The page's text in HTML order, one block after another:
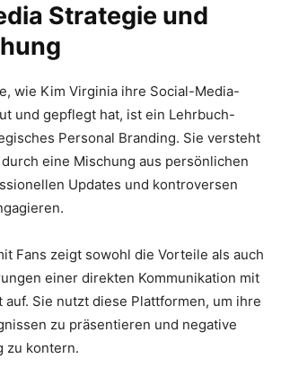
Strategie und
wie Kim Virginia ihre Social-Media-
und gepflegt hat, ist ein Lehrbuch-
Personal Branding. Sie versteht
eine Mischung aus persönlichen
Updates und kontroversen
Fans zeigt sowohl die Vorteile als auch
einer direkten Kommunikation mit
Sie nutzt diese Plattformen, um ihre
zu präsentieren und negative
zu kontern.